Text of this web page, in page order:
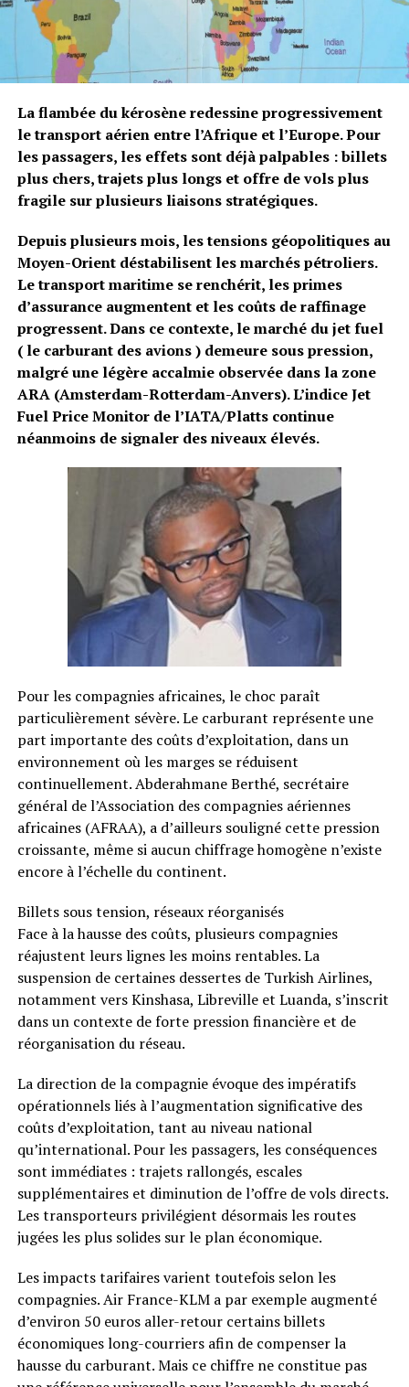
La flambée du kérosène redessine progressivement
le transport aérien entre l’Afrique et l’Europe. Pour
les passagers, les effets sont déjà palpables : billets
plus chers, trajets plus longs et offre de vols plus
fragile sur plusieurs liaisons stratégiques.
Depuis plusieurs mois, les tensions géopolitiques au
Moyen-Orient déstabilisent les marchés pétroliers.
Le transport maritime se renchérit, les primes
d’assurance augmentent et les coûts de raffinage
progressent. Dans ce contexte, le marché du jet fuel
( le carburant des avions ) demeure sous pression,
malgré une légère accalmie observée dans la zone
ARA (Amsterdam-Rotterdam-Anvers). L’indice Jet
Fuel Price Monitor de l’IATA/Platts continue
néanmoins de signaler des niveaux élevés.
Pour les compagnies africaines, le choc paraît
particulièrement sévère. Le carburant représente une
part importante des coûts d’exploitation, dans un
environnement où les marges se réduisent
continuellement. Abderahmane Berthé, secrétaire
général de l’Association des compagnies aériennes
africaines (AFRAA), a d’ailleurs souligné cette pression
croissante, même si aucun chiffrage homogène n’existe
encore à l’échelle du continent.
Billets sous tension, réseaux réorganisés
Face à la hausse des coûts, plusieurs compagnies
réajustent leurs lignes les moins rentables. La
suspension de certaines dessertes de Turkish Airlines,
notamment vers Kinshasa, Libreville et Luanda, s’inscrit
dans un contexte de forte pression financière et de
réorganisation du réseau.
La direction de la compagnie évoque des impératifs
opérationnels liés à l’augmentation significative des
coûts d’exploitation, tant au niveau national
qu’international. Pour les passagers, les conséquences
sont immédiates : trajets rallongés, escales
supplémentaires et diminution de l’offre de vols directs.
Les transporteurs privilégient désormais les routes
jugées les plus solides sur le plan économique.
Les impacts tarifaires varient toutefois selon les
compagnies. Air France-KLM a par exemple augmenté
d’environ 50 euros aller-retour certains billets
économiques long-courriers afin de compenser la
hausse du carburant. Mais ce chiffre ne constitue pas